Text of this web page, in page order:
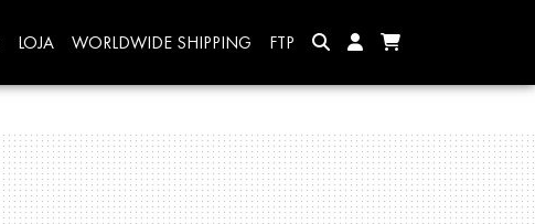
LOJA WORLDWIDE SHIPPING FTP